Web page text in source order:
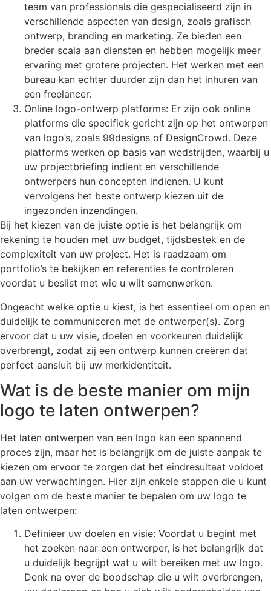
team van professionals die gespecialiseerd zijn in
verschillende aspecten van design, zoals grafisch
ontwerp, branding en marketing. Ze bieden een
breder scala aan diensten en hebben mogelijk meer
ervaring met grotere projecten. Het werken met een
bureau kan echter duurder zijn dan het inhuren van
een freelancer.
Online logo-ontwerp platforms: Er zijn ook online
platforms die specifiek gericht zijn op het ontwerpen
van logo’s, zoals 99designs of DesignCrowd. Deze
platforms werken op basis van wedstrijden, waarbij u
uw projectbriefing indient en verschillende
ontwerpers hun concepten indienen. U kunt
vervolgens het beste ontwerp kiezen uit de
ingezonden inzendingen.
Bij het kiezen van de juiste optie is het belangrijk om
rekening te houden met uw budget, tijdsbestek en de
complexiteit van uw project. Het is raadzaam om
portfolio’s te bekijken en referenties te controleren
voordat u beslist met wie u wilt samenwerken.
Ongeacht welke optie u kiest, is het essentieel om open en
duidelijk te communiceren met de ontwerper(s). Zorg
ervoor dat u uw visie, doelen en voorkeuren duidelijk
overbrengt, zodat zij een ontwerp kunnen creëren dat
perfect aansluit bij uw merkidentiteit.
Wat is de beste manier om mijn
logo te laten ontwerpen?
Het laten ontwerpen van een logo kan een spannend
proces zijn, maar het is belangrijk om de juiste aanpak te
kiezen om ervoor te zorgen dat het eindresultaat voldoet
aan uw verwachtingen. Hier zijn enkele stappen die u kunt
volgen om de beste manier te bepalen om uw logo te
laten ontwerpen:
Definieer uw doelen en visie: Voordat u begint met
het zoeken naar een ontwerper, is het belangrijk dat
u duidelijk begrijpt wat u wilt bereiken met uw logo.
Denk na over de boodschap die u wilt overbrengen,